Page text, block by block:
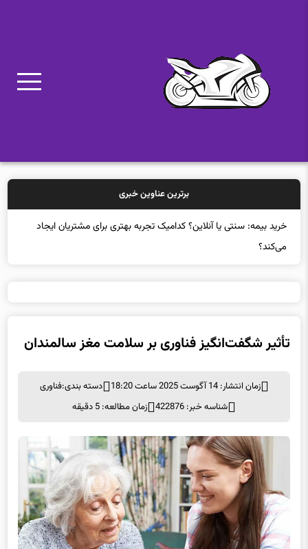
برترین عناوین خبری
خ
شناسه خبر: 422876
زمان مطالعه: 5 دقیقه